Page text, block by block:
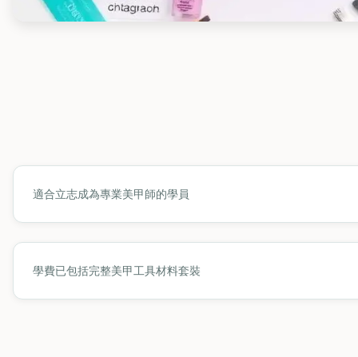
適合立志成為專業美甲師的學員
學費已包括完整美甲工具材料套裝